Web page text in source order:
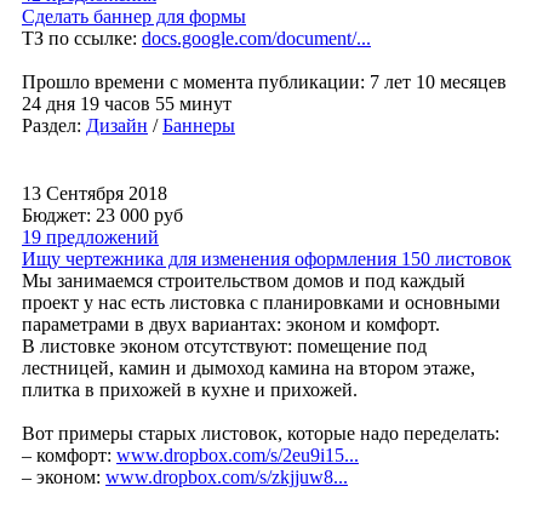
Сделать баннер для формы
ТЗ по ссылке: docs.google.com/document/...
Прошло времени с момента публикации: 7 лет 10 месяцев
24 дня 19 часов 55 минут
Раздел: Дизайн /Баннеры
13 Сентября 2018
Бюджет: 23 000 руб
19 предложений
Ищу чертежника для изменения оформления 150 листовок
Мы занимаемся строительством домов и под каждый
проект у нас есть листовка с планировками и основными
параметрами в двух вариантах: эконом и комфорт.
В листовке эконом отсутствуют: помещение под
лестницей, камин и дымоход камина на втором этаже,
плитка в прихожей в кухне и прихожей.
Вот примеры старых листовок, которые надо переделать:
– комфорт: www.dropbox.com/s/2eu9i15...
– эконом: www.dropbox.com/s/zkjjuw8...